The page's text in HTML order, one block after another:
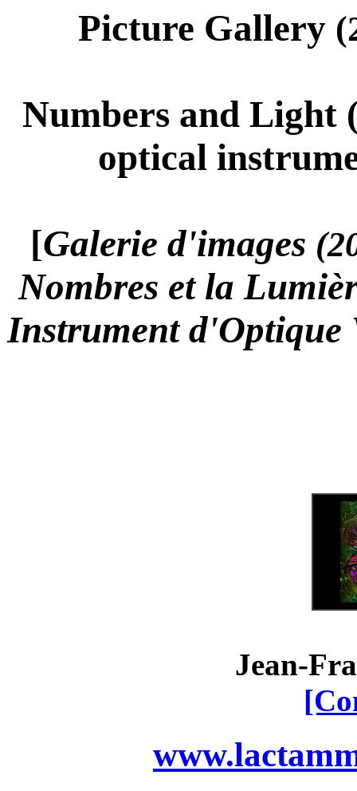
Picture Gallery
Numbers and Light
optical
[Galerie d'images
Nombres et la
Instrument
Jean-